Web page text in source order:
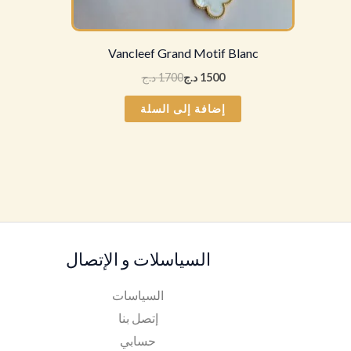
Vancleef Grand Motif Blanc
1700د.ج 1500 د.ج
إضافة إلى السلة
السياسلات و الإتصال
السياسات
إتصل بنا
حسابي